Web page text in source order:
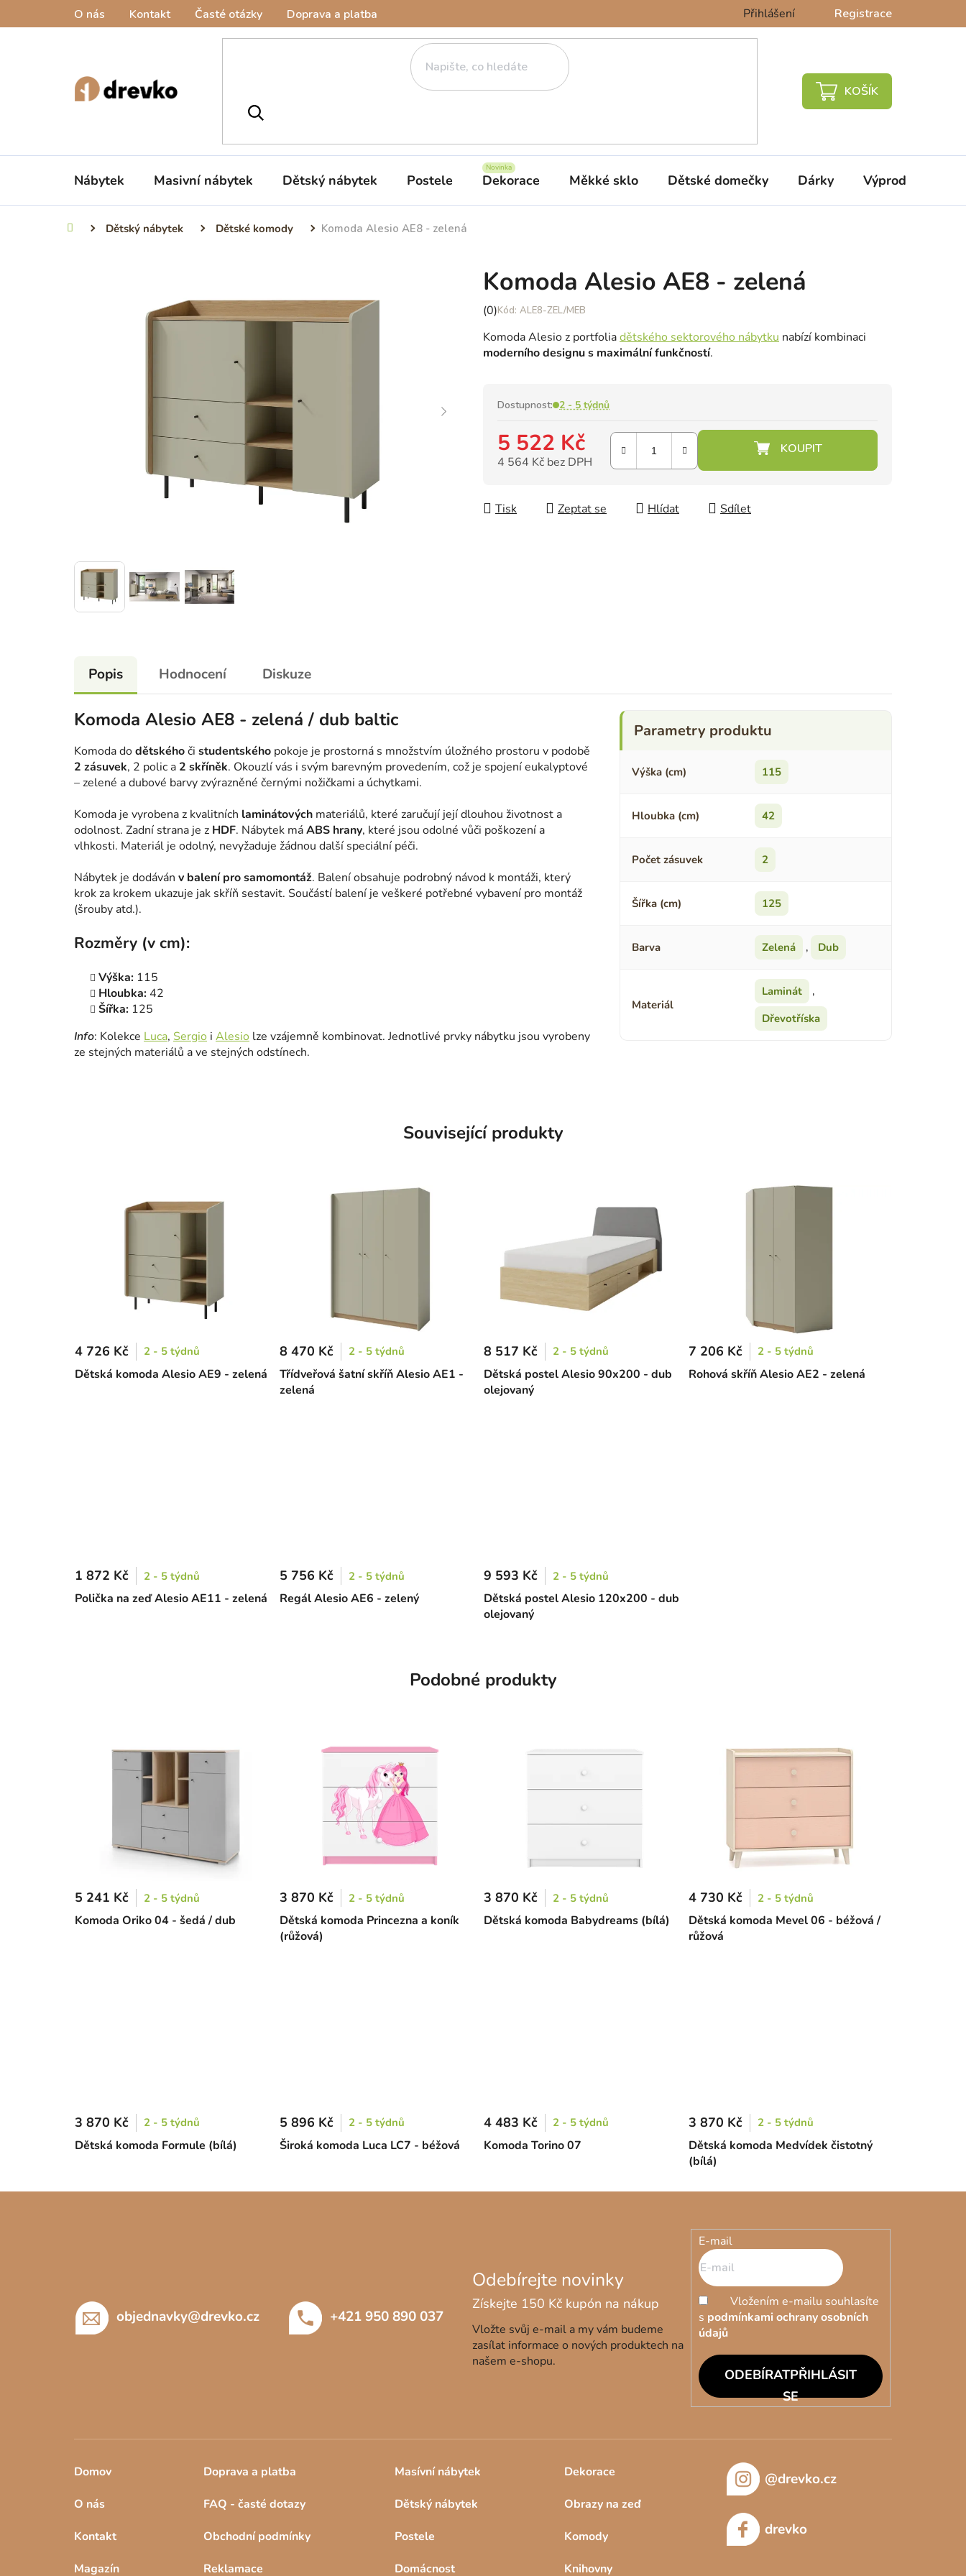
O nás Kontakt Časté otázky Doprava a platba Přihlášení Registrace
NÁKUPNÍ
Nábytek Masivní nábytek Dětský nábytek Postele Dekorace Měkké sklo Dětské domečky Dárky Výprodej %
Domů Dětský nábytek Dětské komody Komoda Alesio AE8 - zelená
Komoda Alesio AE8 - zelená
Průměrné
produktu
je
(0) ALE8-ZEL/MEB
Komoda Alesio z portfoliadětského sektorového nábytku nabízí kombinaci
moderního designu s maximální funkčností.
Dostupnost: 2 - 5 týdnů
5 522 Kč
4 564 Kč bez DPH
Tisk
Zeptat se Hlídat Sdílet
Popis Hodnocení Diskuze
Komoda Alesio AE8 - zelená / dub baltic
Komoda dodětskéhoči studentského pokoje je prostorná s množstvím úložného prostoru v podobě
2 zásuvek, 2 polic a 2 skříněk. Okouzlí vás i svým barevným provedením, což je spojení eukalyptové
– zelené a dubové barvy zvýrazněné černými nožičkami a úchytkami.
Komoda je vyrobena z kvalitních laminátových materiálů, které zaručují její dlouhou životnost a
odolnost. Zadní strana je z HDF. Nábytek máABS hrany, které jsou odolné vůči poškození a
vlhkosti. Materiál je odolný, nevyžaduje žádnou další speciální péči.
Nábytek je dodáván v balení pro samomontáž. Balení obsahuje podrobný návod k montáži, který
krok za krokem ukazuje jak skříň sestavit. Součástí balení je veškeré potřebné vybavení pro montáž
(šrouby atd.).
Rozměry (v cm):
Výška: 115
Hloubka: 42
Šířka: 125
Info: Kolekce Luca, Sergio i Alesio lze vzájemně kombinovat. Jednotlivé prvky nábytku jsou vyrobeny
ze stejných materiálů a ve stejných odstínech.
Výška (cm) 115
Hloubka (cm) 42
Počet zásuvek 2
Šířka (cm) 125
Barva Zelená , Dub
Materiál
Laminát
,
Dřevotříska
Související produkty
Dětská komoda Alesio AE9 - zelená
4 726 Kč 2 - 5 týdnů
Třídveřová šatní skříň Alesio AE1 -
zelená
8 470 Kč 2 - 5 týdnů
Dětská postel Alesio 90x200 - dub
olejovaný
8 517 Kč 2 - 5 týdnů
Rohová skříň Alesio AE2 - zelená
7 206 Kč 2 - 5 týdnů
Polička na zeď Alesio AE11 - zelená
1 872 Kč 2 - 5 týdnů
Regál Alesio AE6 - zelený
5 756 Kč 2 - 5 týdnů
Dětská postel Alesio 120x200 - dub
olejovaný
9 593 Kč 2 - 5 týdnů
Podobné produkty
Komoda Oriko 04 - šedá / dub
5 241 Kč 2 - 5 týdnů
Dětská komoda Princezna a koník
(růžová)
3 870 Kč 2 - 5 týdnů
Dětská komoda Babydreams (bílá)
3 870 Kč 2 - 5 týdnů
Dětská komoda Mevel 06 - béžová /
růžová
4 730 Kč 2 - 5 týdnů
Dětská komoda Formule (bílá)
3 870 Kč 2 - 5 týdnů
Široká komoda Luca LC7 - béžová
5 896 Kč 2 - 5 týdnů
Komoda Torino 07
4 483 Kč 2 - 5 týdnů
Dětská komoda Medvídek čistotný
(bílá)
3 870 Kč 2 - 5 týdnů
objednavky@drevko.cz +421 950 890 037
Vložte svůj e-mail a my vám budeme
zasílat informace o nových produktech na
našem e-shopu.
E-mail
Vložením e-mailu souhlasíte
s podmínkami ochrany osobních
údajů
PŘIHLÁSIT
SE
Domov
O nás
Kontakt
Magazín
Doprava a platba
FAQ - časté dotazy
Obchodní podmínky
Reklamace
Masívní nábytek
Dětský nábytek
Postele
Domácnost
Dekorace
Obrazy na zeď
Komody
Knihovny
@drevko.cz
drevko